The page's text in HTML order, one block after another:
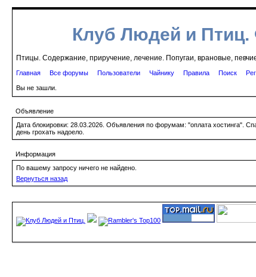
Клуб Людей и
Птицы. Содержание, приручение, лечение. Попугаи, врановые,
Главная Все форумы Пользователи Чайнику Правила Поиск
Вы не зашли.
Объявление
Дата блокировки: 28.03.2026. Объявления по форумам: "оплата хостинга".
день грохать надоело.
Информация
По вашему запросу ничего не найдено.
Вернуться назад